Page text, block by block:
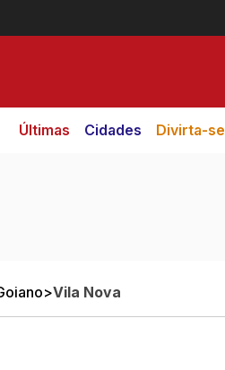
Últimas Cidades Divirta-se
>Vila Nova